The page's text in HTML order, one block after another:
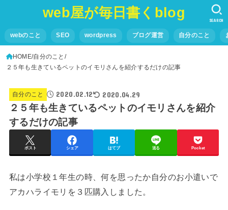
web屋が毎日書くblog
webのこと SEO wordpress ブログ運営 自分のこと
SEARCH
HOME 自分のこと
２５年も生きているペットのイモリさんを紹介するだけの記事
自分のこと 2020.02.12 2020.04.29
２５年も生きているペットのイモリさんを紹介
するだけの記事
ポスト シェア はてブ 送る Pocket
私は小学校１年生の時、何を思ったか自分のお小遣いで
アカハライモリを３匹購入しました。